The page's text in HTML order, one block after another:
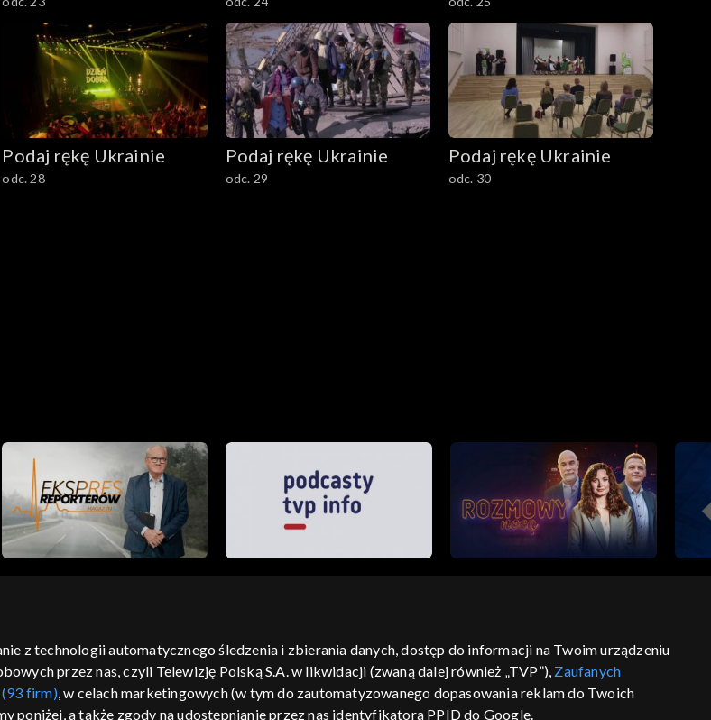
Podaj rękę Ukrainie
odc. 28
Podaj rękę Ukrainie
odc. 29
Podaj rękę Ukrainie
odc. 30
pomoc kontakt voucher dostępność informacje o dostawcy usług
z technologii automatycznego śledzenia i zbierania danych, dostęp do informacji na Twoim urządzeniu
przez nas, czyli Telewizję Polską S.A. w likwidacji (zwaną dalej również „TVP”), Zaufanych
firm), w celach marketingowych (w tym do zautomatyzowanego dopasowania reklam do Twoich
poniżej, a także zgody na udostępnianie przez nas identyfikatora PPID do Google.